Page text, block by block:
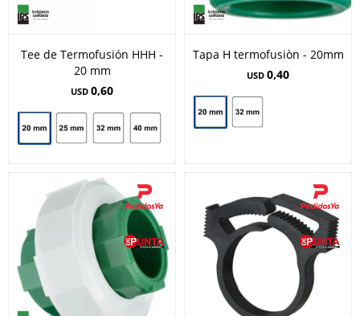
Tee de Termofusión HHH -
20 mm
USD 0,60
Tapa H termofusiòn - 20mm
USD 0,40